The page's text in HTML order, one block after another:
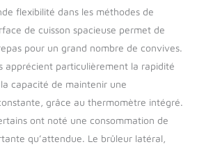
flexibilité dans les méthodes de
de cuisson spacieuse permet de
pour un grand nombre de convives.
apprécient particulièrement la rapidité
capacité de maintenir une
grâce au thermomètre intégré.
ont noté une consommation de
qu’attendue. Le brûleur latéral,